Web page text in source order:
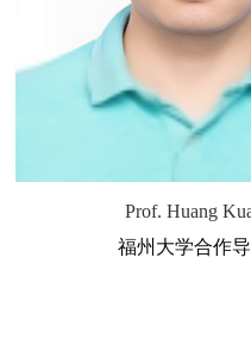
50余篇 。申请中
项，其中已授权2项。
Prof. Huang
福州大学合作